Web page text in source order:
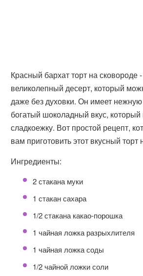
Красный бархат торт на сковороде
великолепный десерт, который
даже без духовки. Он имеет нежную
богатый шоколадный вкус, который
сладкоежку. Вот простой рецепт,
вам приготовить этот вкусный торт
Ингредиенты:
2 стакана муки
1 стакан сахара
1/2 стакана какао-порошка
1 чайная ложка разрыхлителя
1 чайная ложка соды
1/2 чайной ложки соли